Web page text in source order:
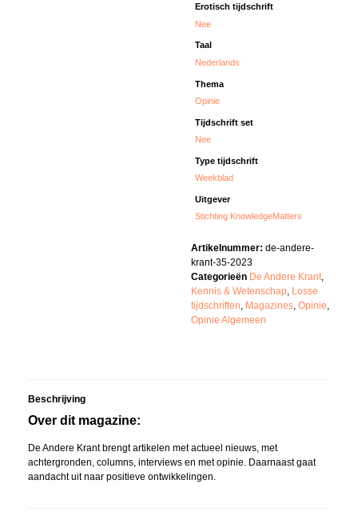
Erotisch tijdschrift
Nee
Taal
Nederlands
Thema
Opinie
Tijdschrift set
Nee
Type tijdschrift
Weekblad
Uitgever
Stichting KnowledgeMatters
Artikelnummer: de-andere-
krant-35-2023
Categorieën De Andere Krant,
Kennis & Wetenschap, Losse
tijdschriften, Magazines, Opinie,
Opinie Algemeen
Beschrijving
Over dit magazine:
De Andere Krant brengt artikelen met actueel nieuws, met
achtergronden, columns, interviews en met opinie. Daarnaast gaat
aandacht uit naar positieve ontwikkelingen.